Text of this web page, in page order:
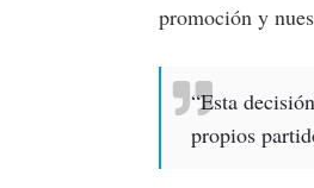
promoción y
“Esta
propios